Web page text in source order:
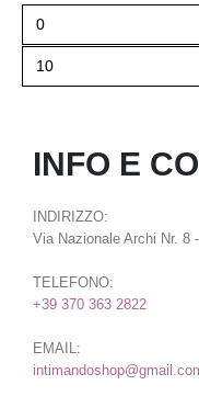
INFO E
INDIRIZZO:
Via Nazionale Archi Nr. 8
TELEFONO:
+39 370 363 2822
EMAIL: